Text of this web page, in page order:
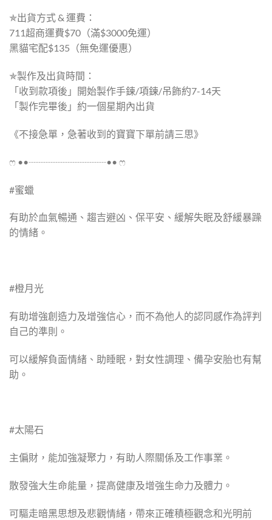
✯出貨方式 & 運費：
711超商運費$70（滿$3000免運）
黑貓宅配$135（無免運優惠）
✯製作及出貨時間：
「收到款項後」開始製作手鍊/項鍊/吊飾約7-14天
「製作完畢後」約一個星期內出貨
《不接急單，急著收到的寶寶下單前請三思》
ෆ ••┈┈┈┈┈┈┈┈•• ෆ
#蜜蠟
有助於血氣暢通、趨吉避凶、保平安、緩解失眠及舒緩暴躁
的情緒。
#橙月光
有助增強創造力及增強信心，而不為他人的認同感作為評判
自己的準則。
可以緩解負面情緒、助睡眠，對女性調理、備孕安胎也有幫
助。
#太陽石
主偏財，能加強凝聚力，有助人際關係及工作事業。
散發強大生命能量，提高健康及增強生命力及體力。
可驅走暗黑思想及悲觀情緒，帶來正確積極觀念和光明前